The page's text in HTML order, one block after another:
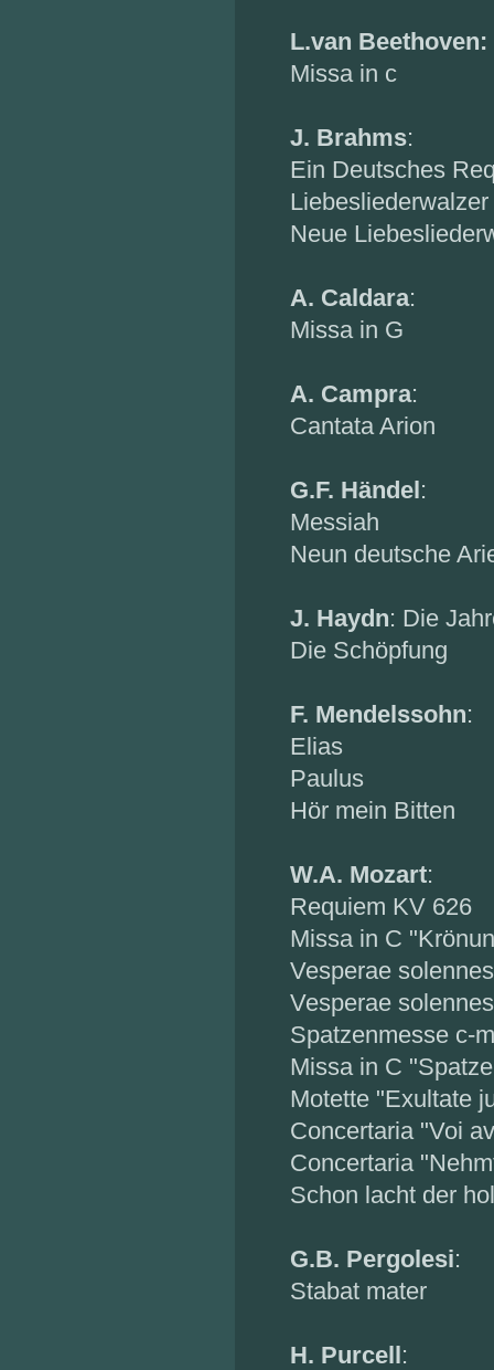
L.van Beethoven:
Missa in c
J. Brahms:
Ein Deutsches
Neue
A. Caldara:
Missa in G
A. Campra:
Cantata Arion
G.F. Händel:
Messiah
Neun deutsche
J. Haydn: Die
Die Schöpfung
F. Mendelssohn:
Elias
Paulus
Hör mein Bitten
W.A. Mozart:
Requiem KV 626
Missa in C
Vesperae
Vesperae
Spatzenmesse c-
Missa in C
Motette "Exultate
Concertaria "Voi
Concertaria
Schon lacht der
G.B. Pergolesi:
Stabat mater
H. Purcell: